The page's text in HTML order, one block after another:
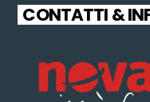
CONTATTI &